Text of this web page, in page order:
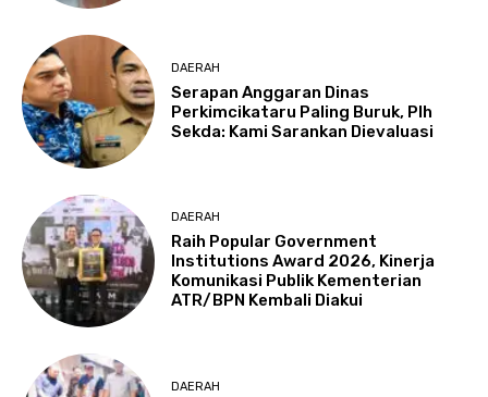
DAERAH
Serapan Anggaran Dinas
Perkimcikataru Paling Buruk, Plh
Sekda: Kami Sarankan Dievaluasi
DAERAH
Raih Popular Government
Institutions Award 2026, Kinerja
Komunikasi Publik Kementerian
ATR/BPN Kembali Diakui
DAERAH